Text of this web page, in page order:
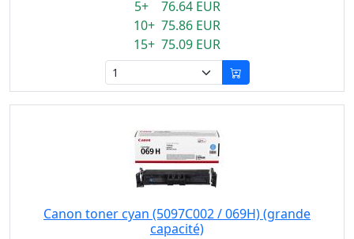
5+ 76.64 EUR
10+ 75.86 EUR
15+ 75.09 EUR
Canon toner cyan (5097C002 / 069H) (grande
capacité)